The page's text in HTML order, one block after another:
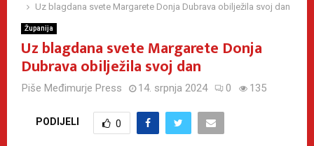
Uz blagdana svete Margarete Donja Dubrava obilježila svoj dan
Županija
Uz blagdana svete Margarete Donja
Dubrava obilježila svoj dan
Piše Međimurje Press 14. srpnja 2024 0 135
PODIJELI 0